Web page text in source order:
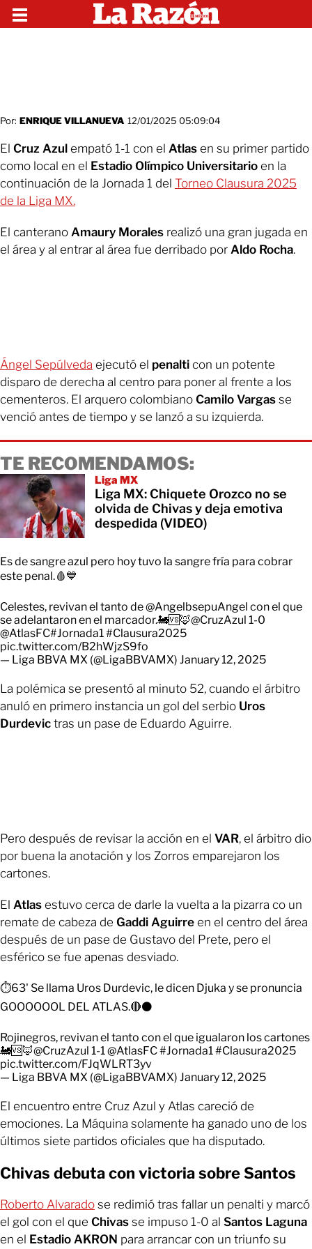
Por: ENRIQUE VILLANUEVA 12/01/2025 05:09:04
El Cruz Azul empató 1-1 con el Atlas en su primer partido
como local en el Estadio Olímpico Universitario en la
continuación de la Jornada 1 del Torneo Clausura 2025
de la Liga MX.
El canterano Amaury Morales realizó una gran jugada en
el área y al entrar al área fue derribado por Aldo Rocha.
Ángel Sepúlveda ejecutó el penalti con un potente
disparo de derecha al centro para poner al frente a los
cementeros. El arquero colombiano Camilo Vargas se
venció antes de tiempo y se lanzó a su izquierda.
TE RECOMENDAMOS:
Liga MX
Liga MX: Chiquete Orozco no se
olvida de Chivas y deja emotiva
despedida (VIDEO)
Es de sangre azul pero hoy tuvo la sangre fría para cobrar
este penal.🩸💙
Celestes, revivan el tanto de@AngelbsepuAngel con el que
se adelantaron en el marcador.🚂🆚🦊@CruzAzul 1-0
@AtlasFC#Jornada1#Clausura2025
pic.twitter.com/B2hWjzS9fo
— Liga BBVA MX (@LigaBBVAMX) January 12, 2025
La polémica se presentó al minuto 52, cuando el árbitro
anuló en primero instancia un gol del serbio Uros
Durdevic tras un pase de Eduardo Aguirre.
Pero después de revisar la acción en el VAR, el árbitro dio
por buena la anotación y los Zorros emparejaron los
cartones.
El Atlas estuvo cerca de darle la vuelta a la pizarra co un
remate de cabeza de Gaddi Aguirre en el centro del área
después de un pase de Gustavo del Prete, pero el
esférico se fue apenas desviado.
⏱️63' Se llama Uros Durdevic, le dicen Djuka y se pronuncia
GOOOOOOL DEL ATLAS.🔴⚫
Rojinegros, revivan el tanto con el que igualaron los cartones
🚂🆚🦊@CruzAzul 1-1@AtlasFC#Jornada1#Clausura2025
pic.twitter.com/FJqWLRT3yv
— Liga BBVA MX (@LigaBBVAMX) January 12, 2025
El encuentro entre Cruz Azul y Atlas careció de
emociones. La Máquina solamente ha ganado uno de los
últimos siete partidos oficiales que ha disputado.
Chivas debuta con victoria sobre Santos
Roberto Alvarado se redimió tras fallar un penalti y marcó
el gol con el que Chivas se impuso 1-0 al Santos Laguna
en el Estadio AKRON para arrancar con un triunfo su